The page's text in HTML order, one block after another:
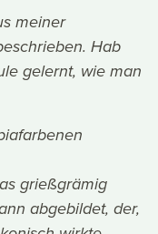
meiner
Hab
gelernt, wie man
grießgrämig
abgebildet, der,